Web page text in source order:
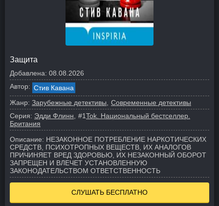
Защита
Добавлена: 08.08.2026
Автор: Стив Кавана
Жанр: Зарубежные детективы
Современные детективы
Серия: Эдди Флинн #1Tok. Национальный бестселлер.
Британия
Описание: НЕЗАКОННОЕ ПОТРЕБЛЕНИЕ НАРКОТИЧЕСКИХ
СРЕДСТВ, ПСИХОТРОПНЫХ ВЕЩЕСТВ, ИХ АНАЛОГОВ
ПРИЧИНЯЕТ ВРЕД ЗДОРОВЬЮ, ИХ НЕЗАКОННЫЙ ОБОРОТ
ЗАПРЕЩЕН И ВЛЕЧЕТ УСТАНОВЛЕННУЮ
ЗАКОНОДАТЕЛЬСТВОМ ОТВЕТСТВЕННОСТЬ
СЛУШАТЬ БЕСПЛАТНО